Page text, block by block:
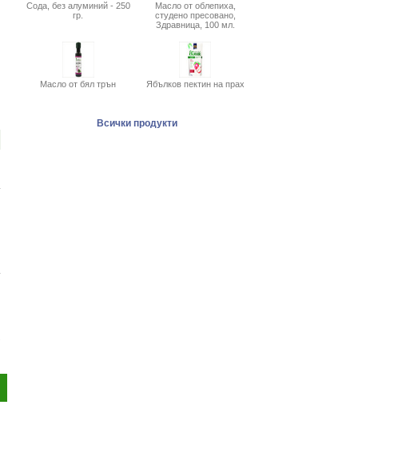
Сода, без алуминий - 250
гр.
Масло от облепиха,
студено пресовано,
Здравница, 100 мл.
Масло от бял трън Ябълков пектин на прах
Всички продукти